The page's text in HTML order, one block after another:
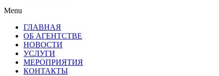
Menu
ГЛАВНАЯ
ОБ АГЕНТСТВЕ
НОВОСТИ
УСЛУГИ
МЕРОПРИЯТИЯ
КОНТАКТЫ